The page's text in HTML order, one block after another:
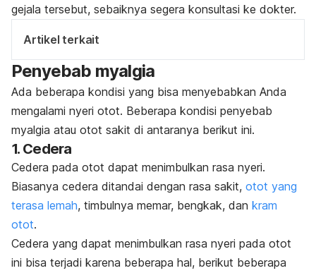
gejala tersebut, sebaiknya segera konsultasi ke dokter.
Artikel terkait
Penyebab myalgia
Ada beberapa kondisi yang bisa menyebabkan Anda
mengalami nyeri otot. Beberapa kondisi penyebab
myalgia atau otot sakit di antaranya berikut ini.
1. Cedera
Cedera pada otot dapat menimbulkan rasa nyeri.
Biasanya cedera ditandai dengan rasa sakit, otot yang
terasa lemah, timbulnya memar, bengkak, dan kram
otot.
Cedera yang dapat menimbulkan rasa nyeri pada otot
ini bisa terjadi karena beberapa hal, berikut beberapa